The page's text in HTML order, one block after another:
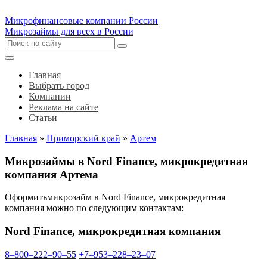
Микрофинансовые компании России
Микрозаймы для всех в России
Главная
Выбрать город
Компании
Реклама на сайте
Статьи
Главная » Приморский край » Артем
Микрозаймы в Nord Finance, микрокредитная
компания Артема
Оформитьмикрозайм в Nord Finance, микрокредитная
компания можно по следующим контактам:
Nord Finance, микрокредитная компания
8‒800‒222‒90‒55 +7‒953‒228‒23‒07